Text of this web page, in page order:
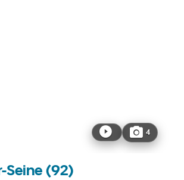
4
Seine (92)